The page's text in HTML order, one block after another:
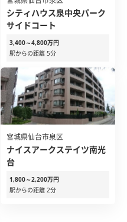
シティハウス泉中央パーク
サイドコート
3,400～4,800万円
駅からの距離 5分
宮城県仙台市泉区
ナイスアークステイツ南光
台
1,800～2,200万円
駅からの距離 2分